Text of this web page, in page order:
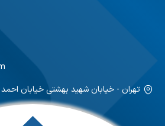
تهران - خیابان شهید بهشتی خیابان احمد